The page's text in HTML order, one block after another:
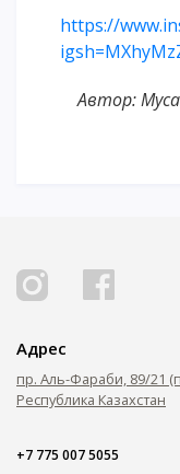
https://
Автор:
Адрес
пр. Аль-Фараби, 89/21
Республика Казахстан
+7 775 007 5055